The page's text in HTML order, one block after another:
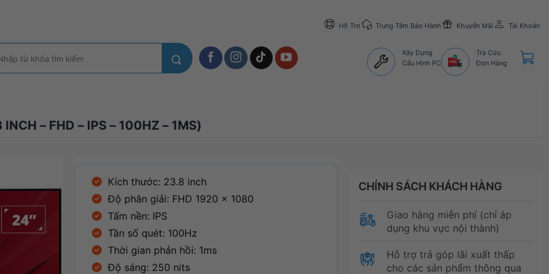
Hỗ Trợ Trung Tâm Bảo Hành Khuyến Mãi Tài Khoản
Xây Dựng
Cấu Hình PC
Tra Cứu
Đơn Hàng
– FHD – IPS – 100HZ – 1MS)
Kích thước: 23.8 inch
Độ phân giải: FHD 1920 x 1080
Tấm nền: IPS
Tần số quét: 100Hz
Thời gian phản hồi: 1ms
Độ sáng: 250 nits
CHÍNH SÁCH KHÁCH HÀNG
Giao hàng miễn phí (chỉ áp
dụng khu vực nội thành)
Hỗ trợ trả góp lãi xuất thấp
cho các sản phẩm thông qua